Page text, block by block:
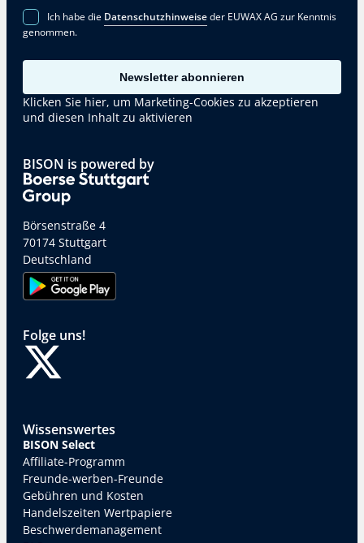
BISON is powered by
Börsenstraße 4
70174 Stuttgart
Deutschland
Folge uns!
Wissenswertes
BISON Select
Affiliate-Programm
Freunde-werben-Freunde
Gebühren und Kosten
Handelszeiten Wertpapiere
Beschwerdemanagement
Ich habe die Datenschutzhinweiseder EUWAX AG zur Kenntnis
genommen.
Newsletter abonnieren
Klicken Sie hier, um Marketing-Cookies zu akzeptieren
und diesen Inhalt zu aktivieren